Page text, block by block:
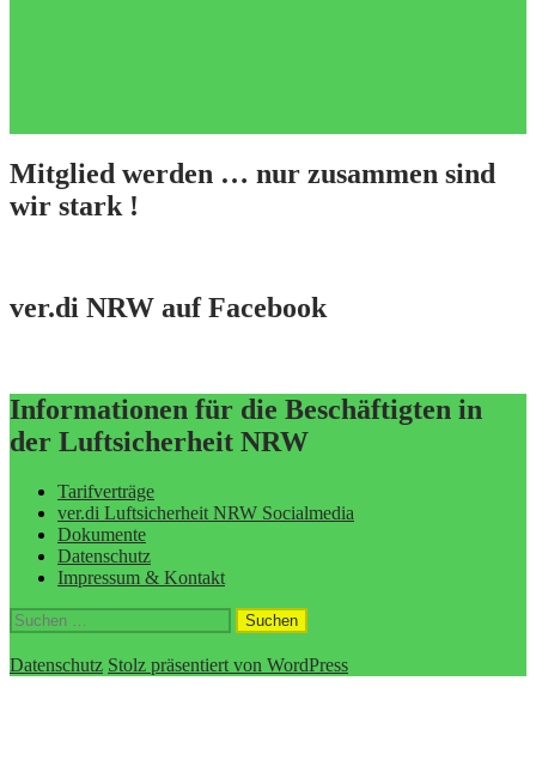
Mitglied werden … nur zusammen sind
wir stark !
ver.di NRW auf Facebook
Informationen für die Beschäftigten in
der Luftsicherheit NRW
Tarifverträge
ver.di Luftsicherheit NRW Socialmedia
Dokumente
Datenschutz
Impressum & Kontakt
Suchen
nach:
Datenschutz Stolz präsentiert von WordPress